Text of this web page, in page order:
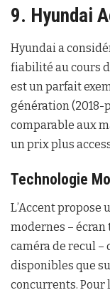
9. Hyundai
Hyundai a
fiabilité au cours
est un parfait
génération
comparable aux
un prix plus
Technologie
L’Accent
modernes –
caméra de recul –
disponibles que
concurrents.